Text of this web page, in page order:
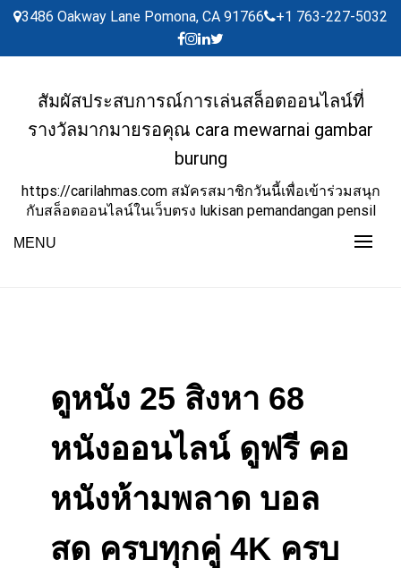
Skip
content
3486 Oakway Lane Pomona, CA 91766 +1 763-227-5032
สัมผัสประสบการณ์การเล่นสล็อตออนไลน์ที่
รางวัลมากมายรอคุณ cara mewarnai gambar
burung
https://carilahmas.com สมัครสมาชิกวันนี้เพื่อเข้าร่วมสนุก
กับสล็อตออนไลน์ในเว็บตรง lukisan pemandangan pensil
MENU
ดูหนัง 25 สิงหา 68
หนังออนไลน์ ดูฟรี คอ
หนังห้ามพลาด บอล
สด ครบทุกคู่ 4K ครบ